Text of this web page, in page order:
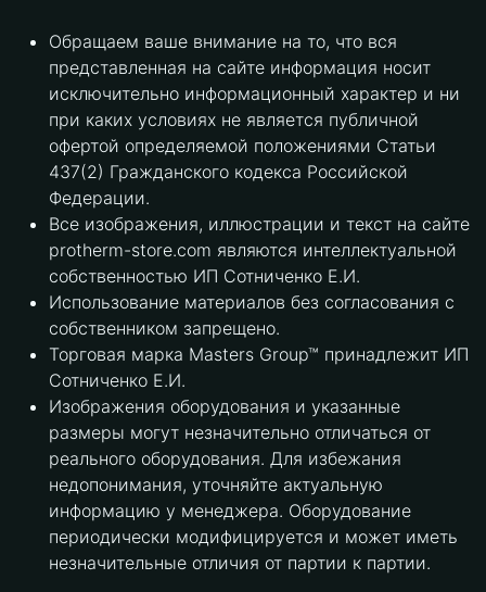
Обращаем ваше внимание на то, что вся
представленная на сайте информация носит
исключительно информационный характер и ни
при каких условиях не является публичной
офертой определяемой положениями Статьи
437(2) Гражданского кодекса Российской
Федерации.
Все изображения, иллюстрации и текст на сайте
protherm-store.com являются интеллектуальной
собственностью ИП Сотниченко Е.И.
Использование материалов без согласования с
собственником запрещено.
Торговая марка Masters Group™ принадлежит ИП
Сотниченко Е.И.
Изображения оборудования и указанные
размеры могут незначительно отличаться от
реального оборудования. Для избежания
недопонимания, уточняйте актуальную
информацию у менеджера. Оборудование
периодически модифицируется и может иметь
незначительные отличия от партии к партии.